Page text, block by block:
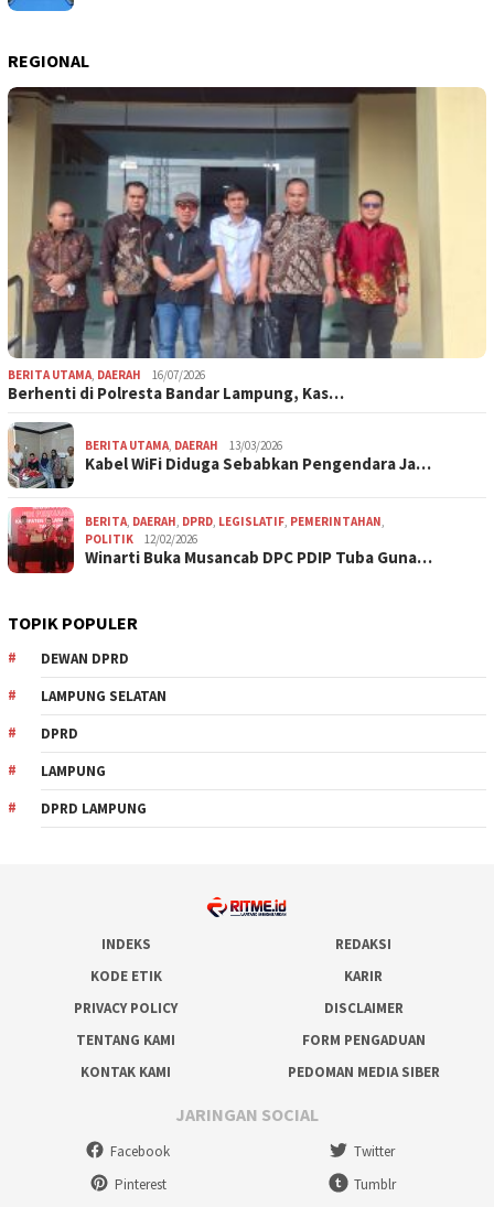
REGIONAL
BERITA UTAMA, DAERAH 16/07/2026
Berhenti di Polresta Bandar Lampung, Kas…
BERITA UTAMA, DAERAH 13/03/2026
Kabel WiFi Diduga Sebabkan Pengendara Ja…
BERITA, DAERAH, DPRD, LEGISLATIF, PEMERINTAHAN,
POLITIK
12/02/2026
Winarti Buka Musancab DPC PDIP Tuba Guna…
TOPIK POPULER
DEWAN DPRD
LAMPUNG SELATAN
DPRD
LAMPUNG
DPRD LAMPUNG
INDEKS
REDAKSI
KODE ETIK
KARIR
PRIVACY POLICY
DISCLAIMER
TENTANG KAMI
FORM PENGADUAN
KONTAK KAMI
PEDOMAN MEDIA SIBER
JARINGAN SOCIAL
Facebook
Twitter
Pinterest
Tumblr